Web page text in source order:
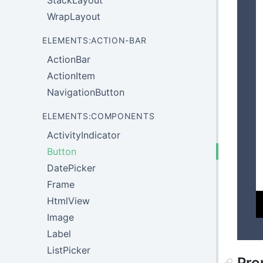
WrapLayout
ELEMENTS:ACTION-BAR
ActionBar
ActionItem
NavigationButton
ELEMENTS:COMPONENTS
ActivityIndicator
Button
DatePicker
Frame
HtmlView
Image
Label
ListPicker